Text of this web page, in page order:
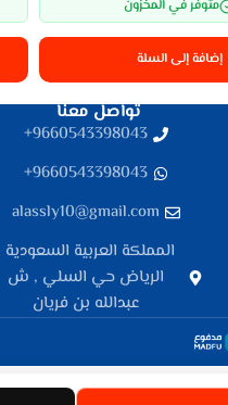
متوفر في المخزون
إضافة إلى السلة
تواصل معنا
9660543398043⁩+
9660543398043⁩+
alassly10@gmail.com
المملكة العربية السعودية
الرياض حي السلي , ش
عبدالله بن فريان